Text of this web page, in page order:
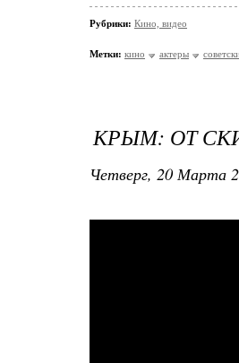
Рубрики: Кино, видео
Метки: кино актеры
КРЫМ: ОТ
Четверг, 20 Марта